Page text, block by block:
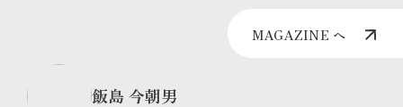
MAGAZINE へ
飯島 今朝男